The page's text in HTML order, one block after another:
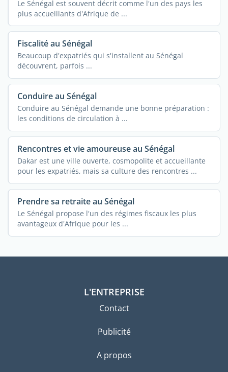
Le Sénégal est souvent décrit comme l'un des pays les
plus accueillants d'Afrique de ...
Fiscalité au Sénégal
Beaucoup d'expatriés qui s'installent au Sénégal
découvrent, parfois ...
Conduire au Sénégal
Conduire au Sénégal demande une bonne préparation :
les conditions de circulation à ...
Rencontres et vie amoureuse au Sénégal
Dakar est une ville ouverte, cosmopolite et accueillante
pour les expatriés, mais sa culture des rencontres ...
Prendre sa retraite au Sénégal
Le Sénégal propose l'un des régimes fiscaux les plus
avantageux d'Afrique pour les ...
L'ENTREPRISE
Contact
Publicité
A propos